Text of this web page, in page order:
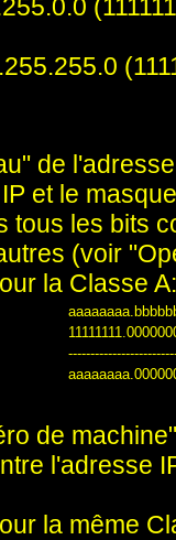
de
et le
tous les bits
(voir "
la Classe A:
de
l'adresse
la même